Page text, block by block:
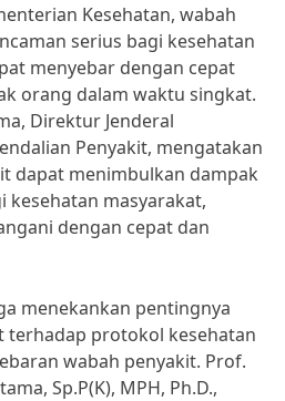
Kesehatan, wabah
serius bagi kesehatan
menyebar dengan cepat
orang dalam waktu singkat.
Direktur Jenderal
Penyakit, mengatakan
dapat menimbulkan dampak
kesehatan masyarakat,
dengan cepat dan
menekankan pentingnya
terhadap protokol kesehatan
wabah penyakit. Prof.
Sp.P(K), MPH, Ph.D.,